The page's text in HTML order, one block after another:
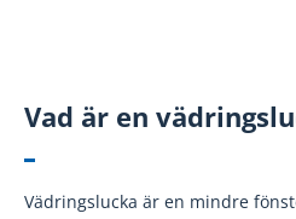
Vad är en
Vädringslucka är en mindre